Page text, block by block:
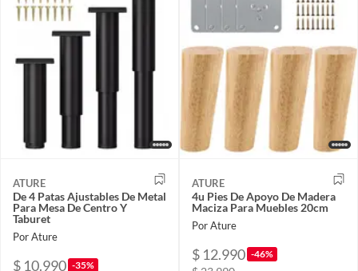
ATURE
De 4 Patas Ajustables De Metal
Para Mesa De Centro Y
Taburet
Por Ature
$ 10.990 -35%
ATURE
4u Pies De Apoyo De Madera
Maciza Para Muebles 20cm
Por Ature
$ 12.990 -46%